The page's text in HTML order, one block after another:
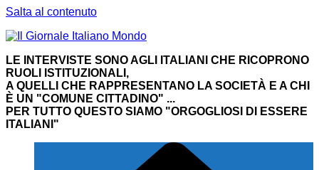
Salta al contenuto
LE INTERVISTE SONO AGLI ITALIANI CHE RICOPRONO
RUOLI ISTITUZIONALI,
A QUELLI CHE RAPPRESENTANO LA SOCIETÀ E A CHI
È UN "COMUNE CITTADINO" ...
PER TUTTO QUESTO SIAMO "ORGOGLIOSI DI ESSERE
ITALIANI"